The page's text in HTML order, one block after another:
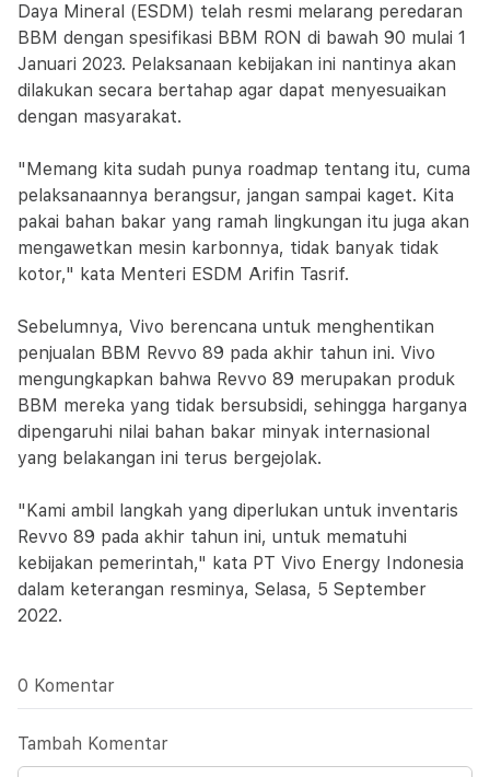
Daya Mineral (ESDM) telah resmi melarang peredaran
BBM dengan spesifikasi BBM RON di bawah 90 mulai 1
Januari 2023. Pelaksanaan kebijakan ini nantinya akan
dilakukan secara bertahap agar dapat menyesuaikan
dengan masyarakat.
"Memang kita sudah punya roadmap tentang itu, cuma
pelaksanaannya berangsur, jangan sampai kaget. Kita
pakai bahan bakar yang ramah lingkungan itu juga akan
mengawetkan mesin karbonnya, tidak banyak tidak
kotor," kata Menteri ESDM Arifin Tasrif.
Sebelumnya, Vivo berencana untuk menghentikan
penjualan BBM Revvo 89 pada akhir tahun ini. Vivo
mengungkapkan bahwa Revvo 89 merupakan produk
BBM mereka yang tidak bersubsidi, sehingga harganya
dipengaruhi nilai bahan bakar minyak internasional
yang belakangan ini terus bergejolak.
"Kami ambil langkah yang diperlukan untuk inventaris
Revvo 89 pada akhir tahun ini, untuk mematuhi
kebijakan pemerintah," kata PT Vivo Energy Indonesia
dalam keterangan resminya, Selasa, 5 September
2022.
0 Komentar
Tambah Komentar